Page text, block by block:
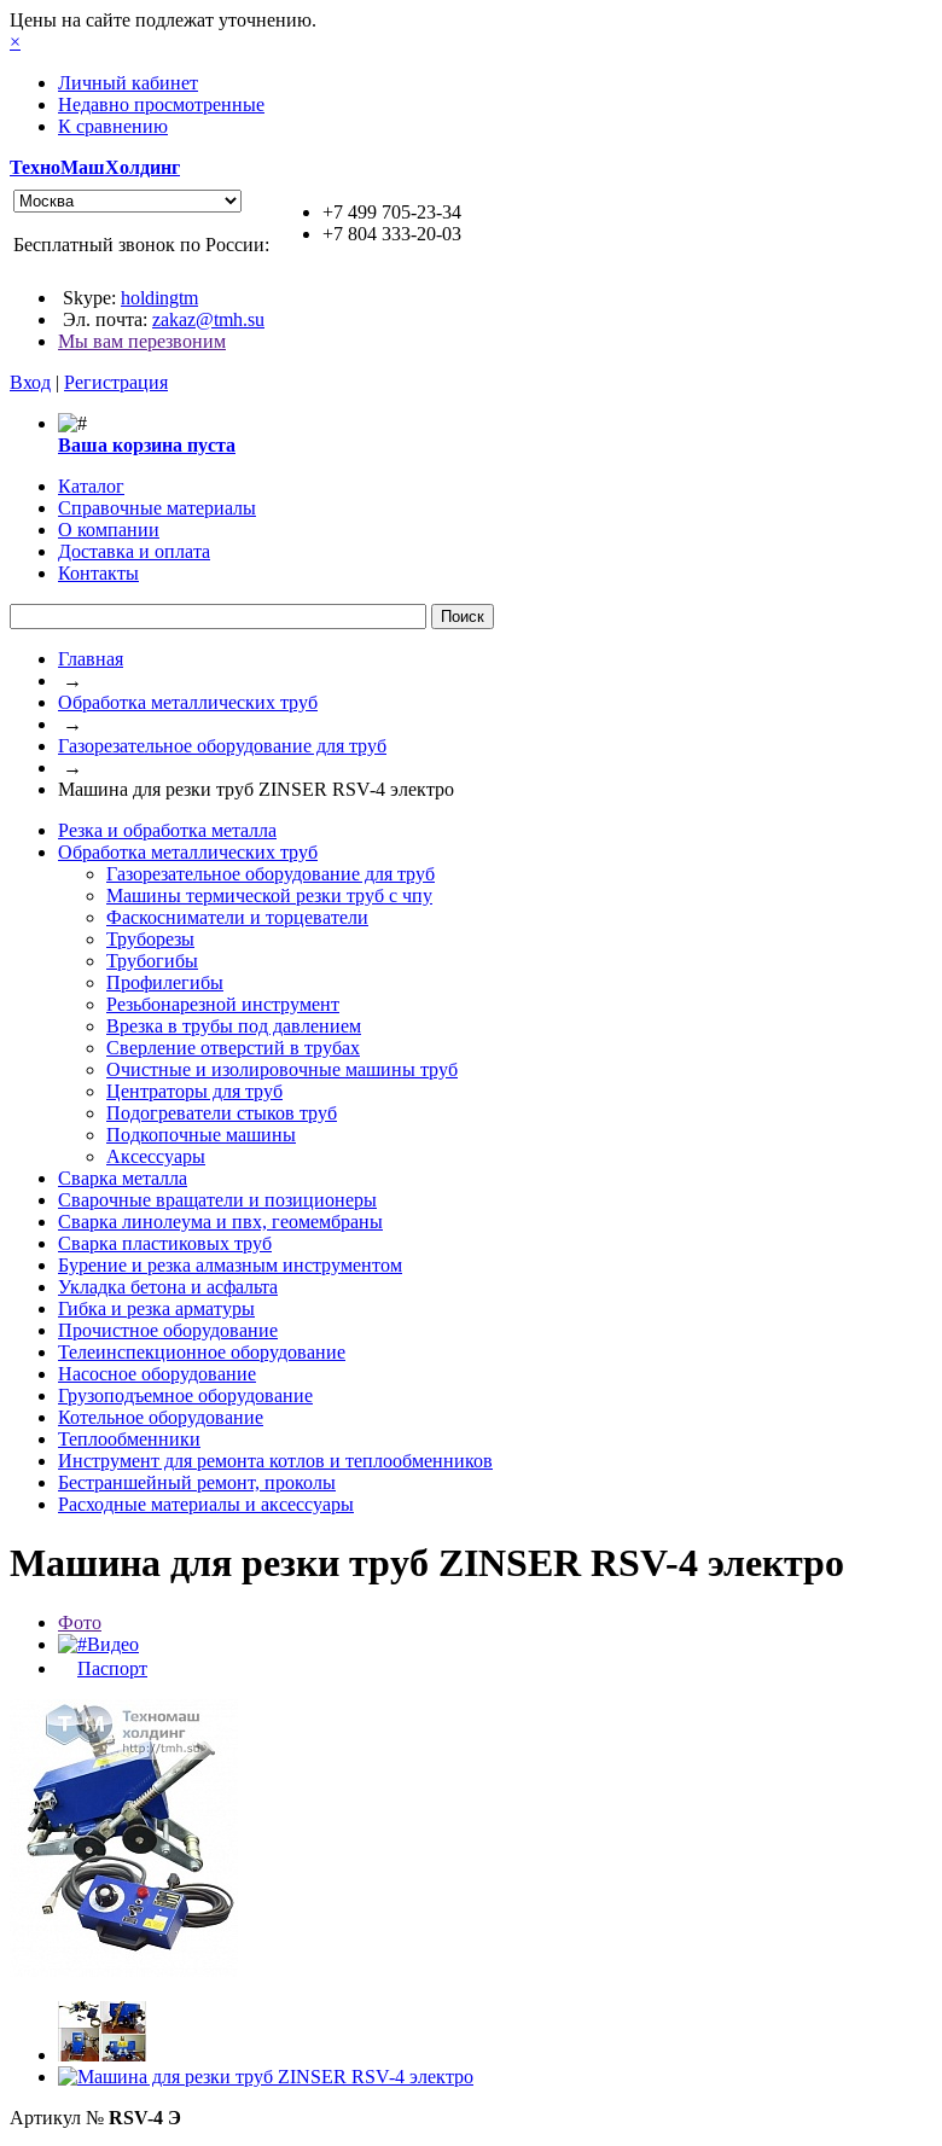
Цены на сайте подлежат уточнению.
×
Личный кабинет
Недавно просмотренные
К сравнению
ТехноМашХолдинг
+7 499 705-23-34
+7 804 333-20-03
Бесплатный звонок по России:
Skype: holdingtm
Эл. почта: zakaz@tmh.su
Мы вам перезвоним
Вход | Регистрация
Ваша корзина пуста
Каталог
Справочные материалы
О компании
Доставка и оплата
Контакты
Главная
→
Обработка металлических труб
→
Газорезательное оборудование для труб
→
Машина для резки труб ZINSER RSV-4 электро
Резка и обработка металла
Обработка металлических труб
Газорезательное оборудование для труб
Машины термической резки труб с чпу
Фаскосниматели и торцеватели
Труборезы
Трубогибы
Профилегибы
Резьбонарезной инструмент
Врезка в трубы под давлением
Сверление отверстий в трубах
Очистные и изолировочные машины труб
Центраторы для труб
Подогреватели стыков труб
Подкопочные машины
Аксессуары
Сварка металла
Сварочные вращатели и позиционеры
Сварка линолеума и пвх, геомембраны
Сварка пластиковых труб
Бурение и резка алмазным инструментом
Укладка бетона и асфальта
Гибка и резка арматуры
Прочистное оборудование
Телеинспекционное оборудование
Насосное оборудование
Грузоподъемное оборудование
Котельное оборудование
Теплообменники
Инструмент для ремонта котлов и теплообменников
Бестраншейный ремонт, проколы
Расходные материалы и аксессуары
Машина для резки труб ZINSER RSV-4 электро
Фото
Видео
Паспорт
Артикул № RSV-4 Э